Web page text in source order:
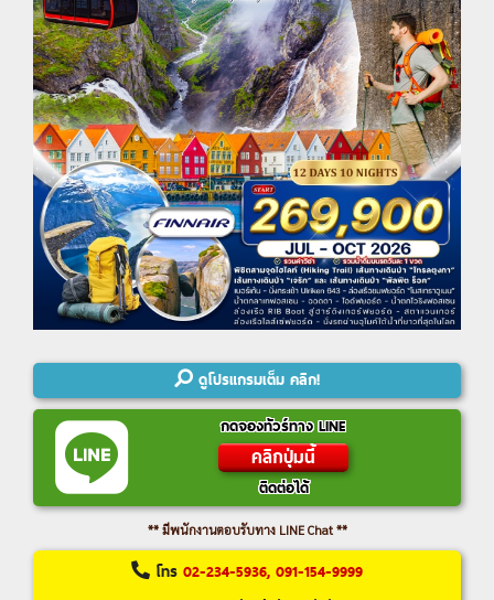
ดูโปรแกรมเต็ม คลิก!
กดจองทัวร์ทาง LINE
คลิกปุ่มนี้
ติดต่อได้
** มีพนักงานตอบรับทาง LINE Chat **
โทร 02-234-5936, 091-154-9999